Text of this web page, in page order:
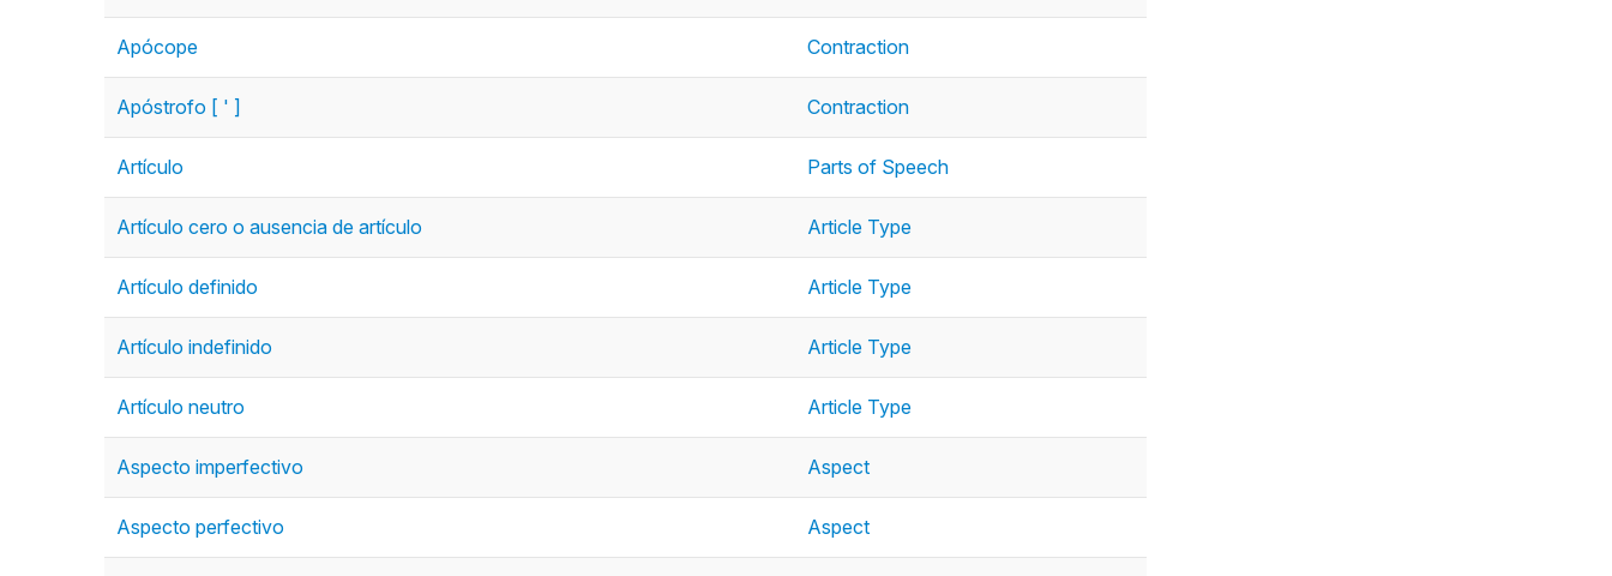
Apócope Contraction
Apóstrofo [ ' ] Contraction
Artículo Parts of Speech
Artículo cero o ausencia de artículo Article Type
Artículo definido Article Type
Artículo indefinido Article Type
Artículo neutro Article Type
Aspecto imperfectivo Aspect
Aspecto perfectivo Aspect